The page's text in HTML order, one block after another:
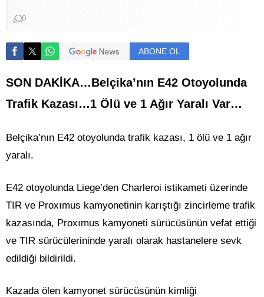
0
ABONE OL
SON DAKİKA…Belçika’nın E42 Otoyolunda
Trafik Kazası…1 Ölü ve 1 Ağır Yaralı Var…
Belçika’nın E42 otoyolunda trafik kazası, 1 ölü ve 1 ağır
yaralı.
E42 otoyolunda Liege’den Charleroi istikameti üzerinde
TIR ve Proxımus kamyonetinin karıştığı zincirleme trafik
kazasında, Proxımus kamyoneti sürücüsünün vefat ettiği
ve TIR sürücülerininde yaralı olarak hastanelere sevk
edildiği bildirildi.
Kazada ölen kamyonet sürücüsünün kimliği